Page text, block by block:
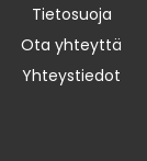
Tietosuoja
Ota yhteyttä
Yhteystiedot